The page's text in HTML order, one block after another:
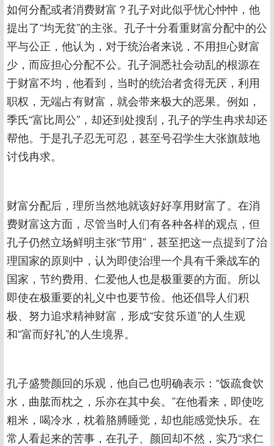
如何分配或者消费财富？孔子对此似乎忧心忡忡，他
提出了“均无贫”的主张。孔子十分看重财富分配中的公
平与公正，他认为，对于统治者来说，不用担心财富
少，而应担心分配不公。孔子洞悉社会动乱的根源在
于财富不均，他看到，当时的统治者贪得无厌，利用
职权，无端占有财富，就会带来极大的恶果。例如，
季氏“富比周公”，却还到处搜刮，孔子的学生冉求却还
帮他。于是孔子忍无可忍，甚至号召学生大张旗鼓地
讨伐冉求。
财富分配后，理所当然地就该好好享用财富了。在消
费财富这方面，尽管当时人们有各种各样的观点，但
孔子仍然立场鲜明主张“节用”，甚至把这一点提到了治
理国家的原则中，认为即使治理一个具有千乘战车的
国家，节约费用、仁爱他人也是极重要的方面。所以
即使在极重要的礼义中也要节俭。他还倡导人们积
极、努力追求精神财富，形成“安贫乐道”的人生观
和“富而好礼”的人生境界。
孔子盛赞颜回的乐观，他自己也明确表示：“饭疏食饮
水，曲肱而枕之，乐亦在其中矣。”在他看来，即使吃
粗米，喝冷水，枕着胳膊睡觉，却也能感觉快乐。在
常人看起来的苦事，在孔子、颜回却不然，实乃“求仁